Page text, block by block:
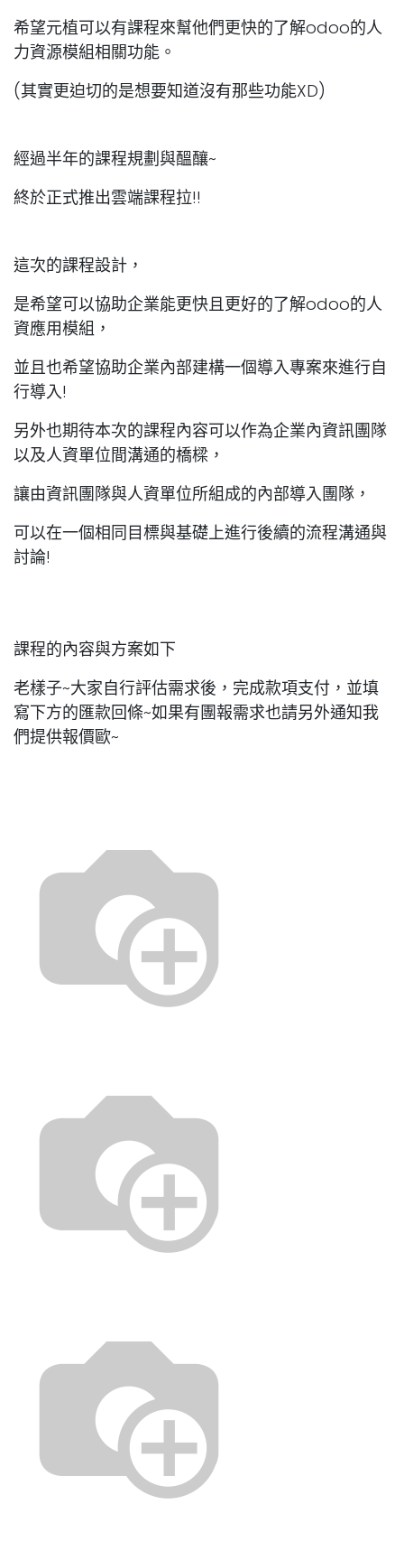
希望元植可以有課程來幫他們更快的了解odoo的人
力資源模組相關功能。
(其實更迫切的是想要知道沒有那些功能XD)
經過半年的課程規劃與醞釀~
終於正式推出雲端課程拉!!
這次的課程設計，
是希望可以協助企業能更快且更好的了解odoo的人
資應用模組，
並且也希望協助企業內部建構一個導入專案來進行自
行導入!
另外也期待本次的課程內容可以作為企業內資訊團隊
以及人資單位間溝通的橋樑，
讓由資訊團隊與人資單位所組成的內部導入團隊，
可以在一個相同目標與基礎上進行後續的流程溝通與
討論!
課程的內容與方案如下
老樣子~大家自行評估需求後，完成款項支付，並填
寫下方的匯款回條~如果有團報需求也請另外通知我
們提供報價歐~